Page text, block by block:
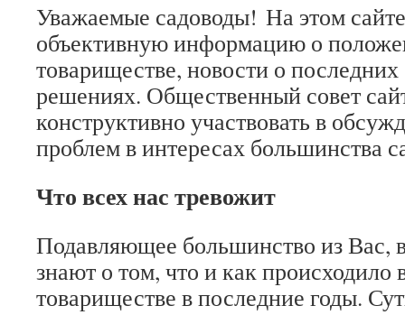
Уважаемые садоводы! На этом
объективную информацию о
товариществе, новости о
решениях. Общественный совет
конструктивно участвовать в
проблем в интересах большинства
Что всех нас тревожит
Подавляющее большинство из Вас,
знают о том, что и как происходило
товариществе в последние годы.